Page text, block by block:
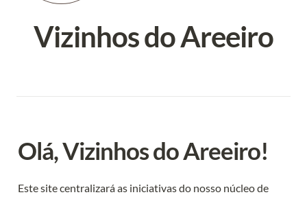
Vizinhos do Areeiro
Olá, Vizinhos do Areeiro!
Este site centralizará as iniciativas do nosso núcleo de